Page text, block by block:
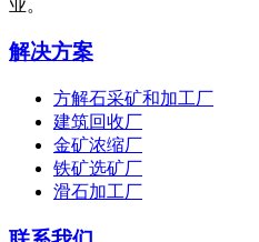
业。
解决方案
方解石采矿和加工厂
建筑回收厂
金矿浓缩厂
铁矿选矿厂
滑石加工厂